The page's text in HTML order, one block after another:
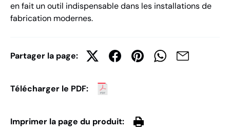
en fait un outil indispensable dans les installations de
fabrication modernes.
Partager la page:
Télécharger le PDF:
Imprimer la page du produit: